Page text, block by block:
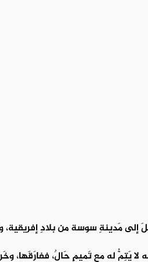
مَدينةِ سوسة من بلادِ إفريقية،
يَتِمُّ له مع تَميمٍ حَالٌ، ففارَقَها،